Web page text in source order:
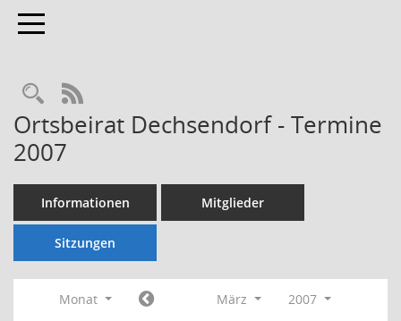
Toggle navigation
Rechercheauswahl
RSS-Feed
Ortsbeirat Dechsendorf - Termine
2007
Informationen Mitglieder
Sitzungen
Monat März
2007